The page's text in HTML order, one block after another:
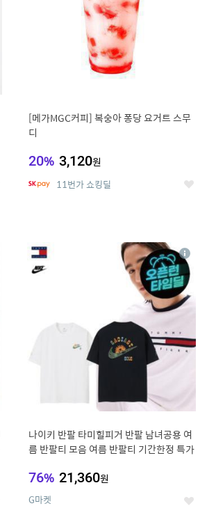
[메가MGC커피] 복숭아 퐁당 요거트 스무
디
20% 3,120원
11번가 쇼킹딜 좋
14
나이키 반팔 타미힐피거 반팔 남녀공용 여
름 반팔티 모음 여름 반팔티 기간한정 특가
76% 21,360원
G마켓 좋
상
세